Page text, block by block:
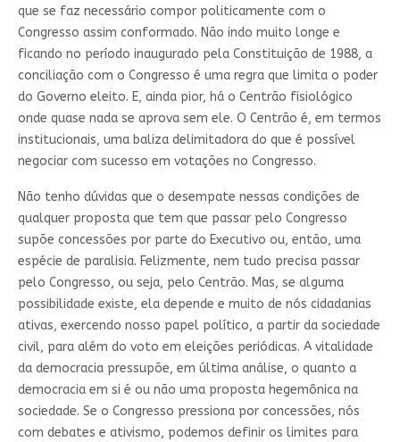
que se faz necessário compor politicamente com o
Congresso assim conformado. Não indo muito longe e
ficando no período inaugurado pela Constituição de 1988, a
conciliação com o Congresso é uma regra que limita o poder
do Governo eleito. E, ainda pior, há o Centrão fisiológico
onde quase nada se aprova sem ele. O Centrão é, em termos
institucionais, uma baliza delimitadora do que é possível
negociar com sucesso em votações no Congresso.
Não tenho dúvidas que o desempate nessas condições de
qualquer proposta que tem que passar pelo Congresso
supõe concessões por parte do Executivo ou, então, uma
espécie de paralisia. Felizmente, nem tudo precisa passar
pelo Congresso, ou seja, pelo Centrão. Mas, se alguma
possibilidade existe, ela depende e muito de nós cidadanias
ativas, exercendo nosso papel político, a partir da sociedade
civil, para além do voto em eleições periódicas. A vitalidade
da democracia pressupõe, em última análise, o quanto a
democracia em si é ou não uma proposta hegemônica na
sociedade. Se o Congresso pressiona por concessões, nós
com debates e ativismo, podemos definir os limites para